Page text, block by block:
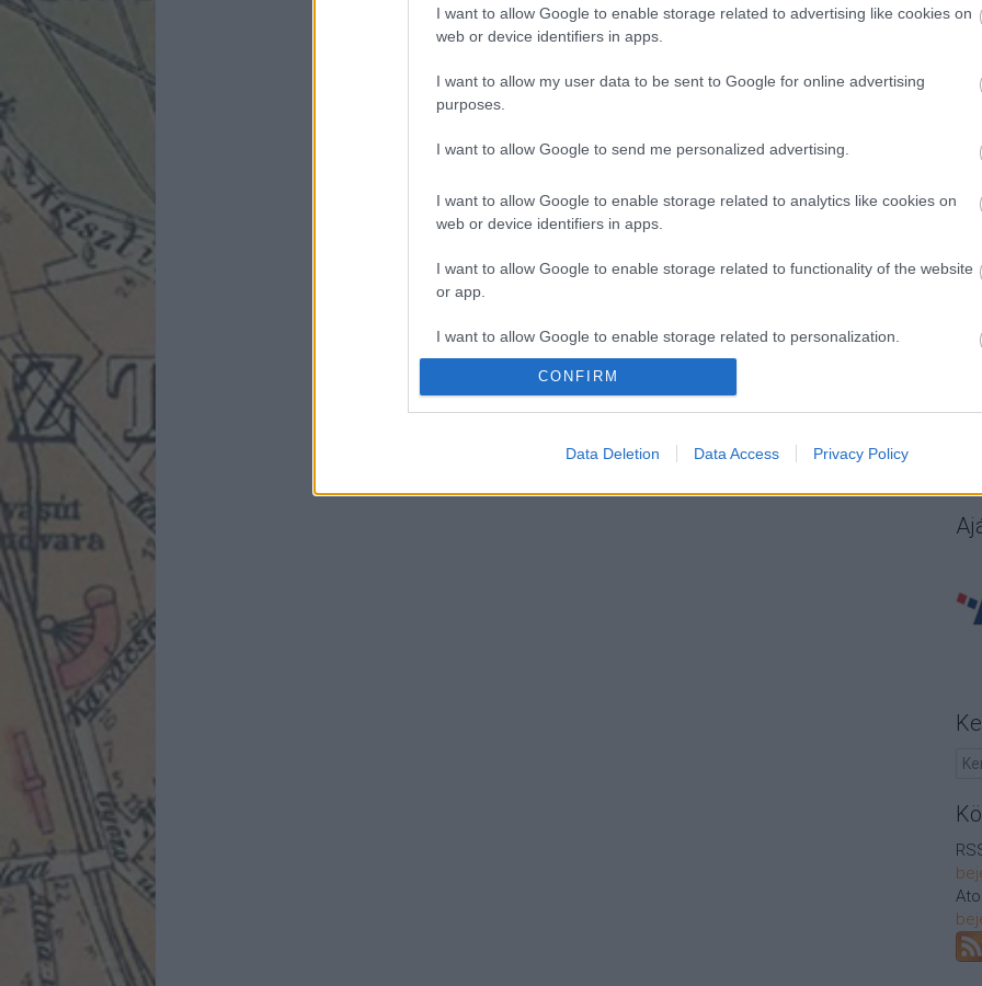
I want to allow Google to enable storage related to advertising like cookies on
web or device identifiers in apps.
I want to allow my user data to be sent to Google for online advertising
purposes.
I want to allow Google to send me personalized advertising.
I want to allow Google to enable storage related to analytics like cookies on
web or device identifiers in apps.
I want to allow Google to enable storage related to functionality of the website
or app.
I want to allow Google to enable storage related to personalization.
authentication functionality and fraud prevention, and other user protection.
CONFIRM
Data Deletion Data Access Privacy Policy
A
A
A
A
A